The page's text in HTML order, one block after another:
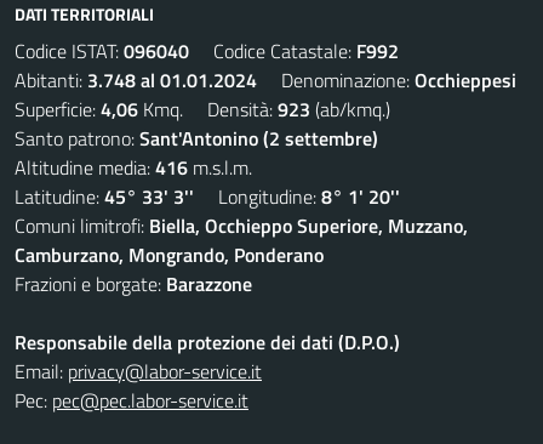
DATI TERRITORIALI
Codice ISTAT:096040 Codice Catastale: F992
Abitanti: 3.748 al 01.01.2024 Denominazione:Occhieppesi
Superficie:4,06 Kmq. Densità:923 (ab/kmq.)
Santo patrono:Sant'Antonino (2 settembre)
Altitudine media:416 m.s.l.m.
Latitudine:45° 33' 3'' Longitudine:8° 1' 20''
Comuni limitrofi: Biella, Occhieppo Superiore, Muzzano,
Camburzano, Mongrando, Ponderano
Frazioni e borgate: Barazzone
Responsabile della protezione dei dati (D.P.O.)
Email: privacy@labor-service.it
Pec: pec@pec.labor-service.it